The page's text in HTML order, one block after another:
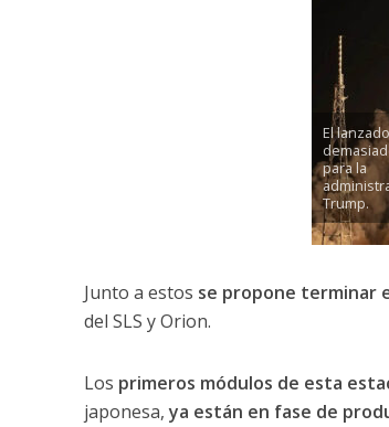
El
para la
Trump.
Junto a estos se propone terminar
del SLS y Orion.
Los primeros módulos de esta
japonesa,ya están en fase de